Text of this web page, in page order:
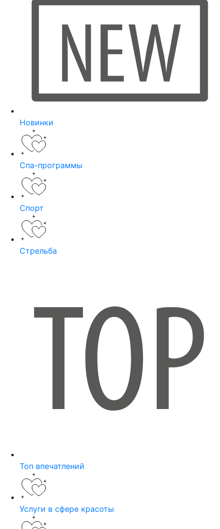
Новинки
Спа-программы
Спорт
Стрельба
Топ впечатлений
Услуги в сфере красоты